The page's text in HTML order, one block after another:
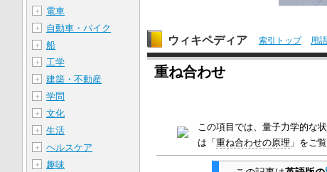
ウィキペディア 索引トップ 用
重ね合わせ
この項目では、量子力学的な
は「 重ね合わせの原理 」をご
＋ 電車
＋ 自動車・バイク
＋ 船
＋ 工学
＋ 建築・不動産
＋ 学問
＋ 文化
＋ 生活
＋ ヘルスケア
＋ 趣味